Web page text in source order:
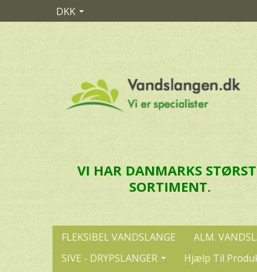
DKK
VI HAR DANMARKS
SORTIMENT.
FLEKSIBEL VANDSLANGE ALM.
SIVE - DRYPSLANGER
Hjælp Til